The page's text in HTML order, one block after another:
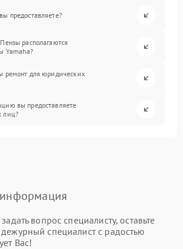
предоставляете?
располагаются
Yamaha?
ремонт для юридических
вы предоставляете
лиц?
вопрос специалисту, оставьте
специалист с радостью
Вас!